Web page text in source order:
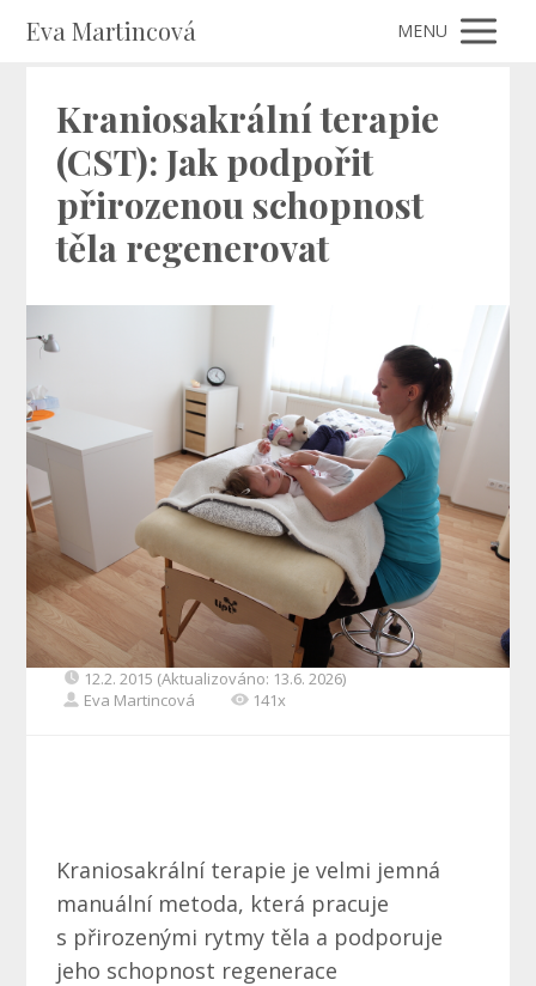
Eva Martincová MENU
Kraniosakrální terapie
(CST): Jak podpořit
přirozenou schopnost
těla regenerovat
12.2. 2015 (Aktualizováno: 13.6. 2026)
Eva Martincová
141x
Kraniosakrální terapie je velmi jemná
manuální metoda, která pracuje
s přirozenými rytmy těla a podporuje
jeho schopnost regenerace